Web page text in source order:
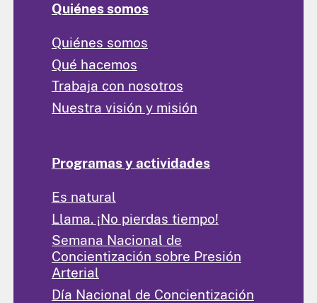
Quiénes somos
Quiénes somos
Qué hacemos
Trabaja con nosotros
Nuestra visión y misión
Programas y actividades
Es natural
Llama. ¡No pierdas tiempo!
Semana Nacional de
Concientización sobre Presión
Arterial
Día Nacional de Concientización